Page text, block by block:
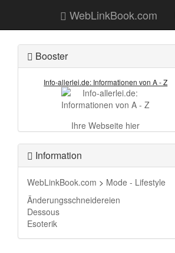
WebLinkBook.com
Booster
Info-allerlei.de: Informationen von A - Z
Ihre Webseite hier
Information
WebLinkBook.com > Mode - Lifestyle
Änderungsschneidereien
Dessous
Esoterik